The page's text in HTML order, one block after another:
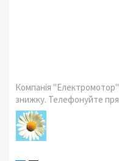
Компанія
знижку. Телефонуйте